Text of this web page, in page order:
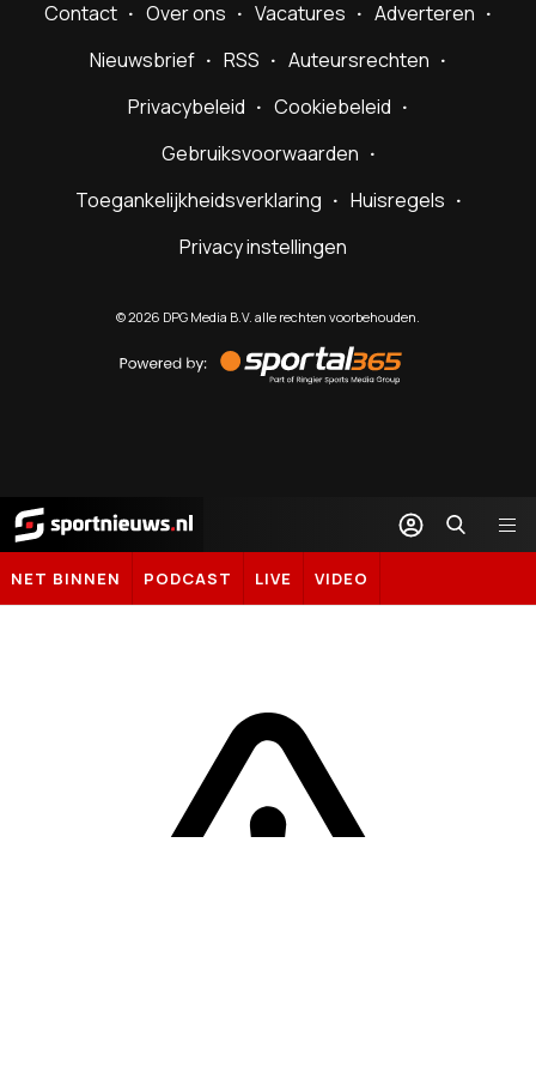
Contact Over ons Vacatures
Adverteren
Nieuwsbrief
RSS
Auteursrechten
Privacybeleid
Cookiebeleid
Gebruiksvoorwaarden
Toegankelijkheidsverklaring
Huisregels
Privacy instellingen
©2026 DPG Media B.V. alle rechten voorbehouden.
by
Sportal365
Sportnieuws.nl
NET BINNEN PODCAST LIVE VIDEO